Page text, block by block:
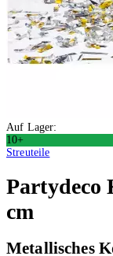
Auf Lager:
10+
Streuteile
Partydeco
cm
Metallisches